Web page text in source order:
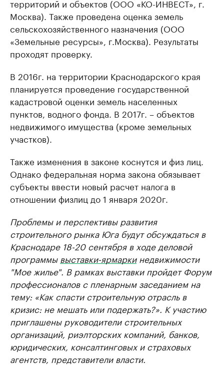
территорий и объектов (ООО «КО-ИНВЕСТ», г.
Москва). Также проведена оценка земель
сельскохозяйственного назначения (ООО
«Земельные ресурсы», г.Москва). Результаты
проходят проверку.
В 2016г. на территории Краснодарского края
планируется проведение государственной
кадастровой оценки земель населенных
пунктов, водного фонда. В 2017г. – объектов
недвижимого имущества (кроме земельных
участков).
Также изменения в законе коснутся и физ лиц.
Однако федеральная норма закона обязывает
субъекты ввести новый расчет налога в
отношении физлиц до ​1 января 2020г.
Проблемы и перспективы развития
строительного рынка Юга будут обсуждаться в
Краснодаре 18-20 сентября в ходе деловой
программывыставки-ярмаркинедвижимости
"Мое жилье". В рамках выставки пройдет Форум
профессионалов с пленарным заседанием на
тему: «Как спасти строительную отрасль в
кризис: не мешать или подержать?». К участию
приглашены руководители строительных
организаций, риэлторских компаний, банков,
юридических, консалтинговых и страховых
агентств, представители власти.